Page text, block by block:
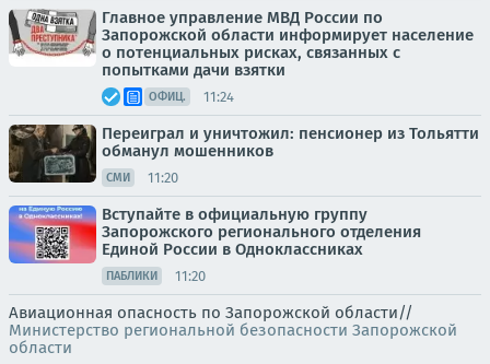
Главное управление МВД России по
Запорожской области информирует население
о потенциальных рисках, связанных с
попытками дачи взятки
ОФИЦ. 11:24
Переиграл и уничтожил: пенсионер из Тольятти
обманул мошенников
СМИ 11:20
Вступайте в официальную группу
Запорожского регионального отделения
Единой России в Одноклассниках
ПАБЛИКИ 11:20
Авиационная опасность по Запорожской области//
Министерство региональной безопасности Запорожской
области